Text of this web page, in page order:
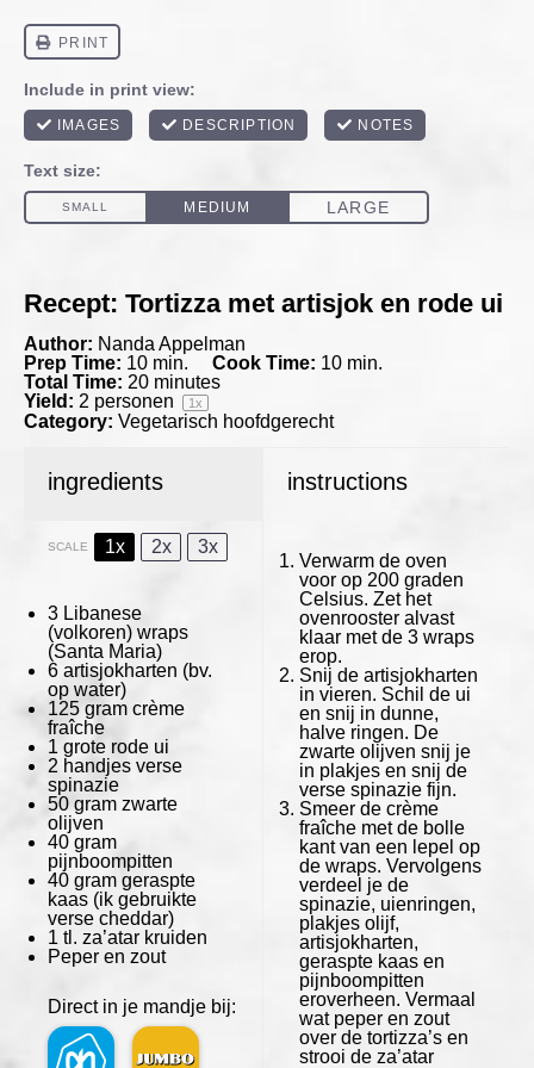
Recept: Tortizza met artisjok en rode ui
Author: Nanda Appelman
Prep Time: 10 min. Cook Time: 10 min.
Total Time: 20 minutes
Yield: 2 personen 1x
Category: Vegetarisch hoofdgerecht
ingredients
SCALE 1x 2x 3x
3 Libanese
(volkoren) wraps
(Santa Maria)
6 artisjokharten (bv.
op water)
125 gram crème
fraîche
1 grote rode ui
2 handjes verse
spinazie
50 gram zwarte
olijven
40 gram
pijnboompitten
40 gram geraspte
kaas (ik gebruikte
verse cheddar)
1 tl. za’atar kruiden
Peper en zout
Direct in je mandje bij:
instructions
Verwarm de oven
voor op 200 graden
Celsius. Zet het
ovenrooster alvast
klaar met de 3 wraps
erop.
Snij de artisjokharten
in vieren. Schil de ui
en snij in dunne,
halve ringen. De
zwarte olijven snij je
in plakjes en snij de
verse spinazie fijn.
Smeer de crème
fraîche met de bolle
kant van een lepel op
de wraps. Vervolgens
verdeel je de
spinazie, uienringen,
plakjes olijf,
artisjokharten,
geraspte kaas en
pijnboompitten
eroverheen. Vermaal
wat peper en zout
over de tortizza’s en
strooi de za’atar